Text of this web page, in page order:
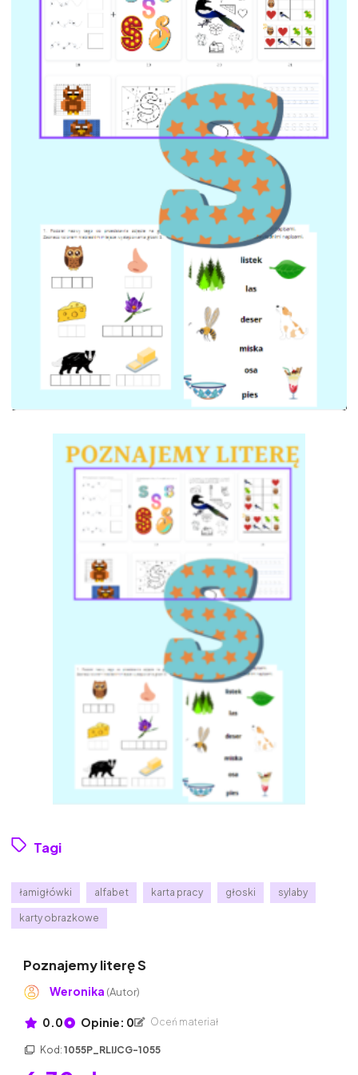
Tagi
łamigłówki alfabet karta pracy głoski sylaby
karty obrazkowe
Poznajemy literę S
Weronika (Autor)
0.0 Opinie: 0 Oceń materiał
Kod: 1055P_RLIJCG-1055